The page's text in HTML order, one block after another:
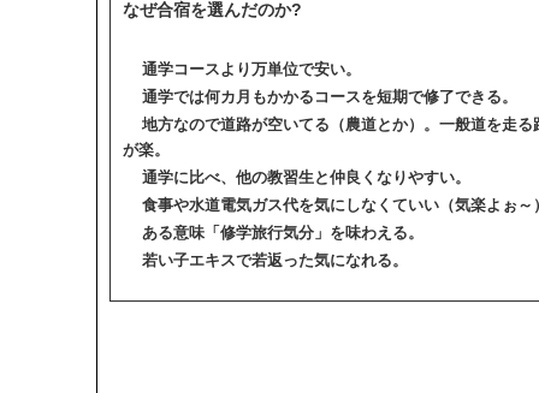
なぜ合宿を選んだのか?
通学コースより万単位で安い。
通学では何カ月もかかるコースを短期で修了できる。
地方なので道路が空いてる（農道とか）。一般道を走る
が楽。
通学に比べ、他の教習生と仲良くなりやすい。
食事や水道電気ガス代を気にしなくていい（気楽よぉ～
ある意味「修学旅行気分」を味わえる。
若い子エキスで若返った気になれる。